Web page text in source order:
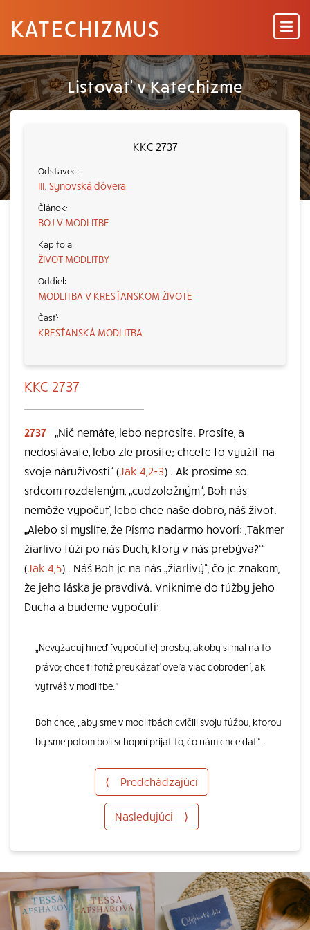
KATECHIZMUS
Listovať v Katechizme
KKC 2737
III. Synovská dôvera
BOJ V MODLITBE
ŽIVOT MODLITBY
MODLITBA V KRESŤANSKOM ŽIVOTE
KRESŤANSKÁ MODLITBA
KKC 2737
2737 „Nič nemáte, lebo neprosíte. Prosíte, a
nedostávate, lebo zle prosíte; chcete to využiť na
svoje náruživosti“ (Jak 4,2-3) . Ak prosíme so
srdcom rozdeleným, „cudzoložným“, Boh nás
nemôže vypočuť, lebo chce naše dobro, náš život.
„Alebo si myslíte, že Písmo nadarmo hovorí: ,Takmer
žiarlivo túži po nás Duch, ktorý v nás prebýva?‘“
(Jak 4,5) . Náš Boh je na nás „žiarlivý“, čo je znakom,
že jeho láska je pravdivá. Vniknime do túžby jeho
Ducha a budeme vypočutí:
„Nevyžaduj hneď [vypočutie] prosby, akoby si mal na to
právo; chce ti totiž preukázať oveľa viac dobrodení, ak
vytrváš v modlitbe.“
Boh chce, „aby sme v modlitbách cvičili svoju túžbu, ktorou
by sme potom boli schopní prijať to, čo nám chce dať“.
⟨ Predchádzajúci
Nasledujúci ⟩